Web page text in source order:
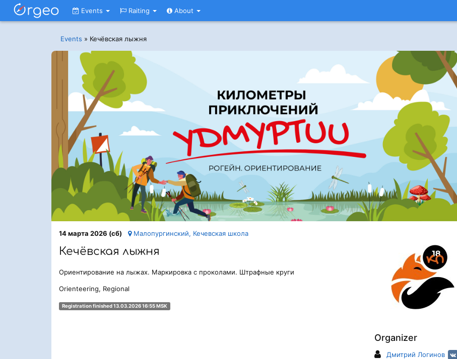
Events Raiting About
Events » Кечёвская лыжня
Organizer
Дмитрий Логинов
14 марта 2026 (сб) Малопургинский, Кечевская школа
Кечёвская лыжня
Ориентирование на лыжах. Маркировка с проколами. Штрафные круги
Orienteering, Regional
Registration finished 13.03.2026 16:55 MSK